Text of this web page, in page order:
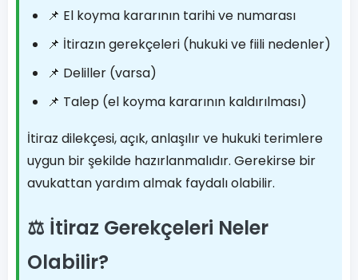
📌 El koyma kararının tarihi ve numarası
📌 İtirazın gerekçeleri (hukuki ve fiili nedenler)
📌 Deliller (varsa)
📌 Talep (el koyma kararının kaldırılması)
İtiraz dilekçesi, açık, anlaşılır ve hukuki terimlere
uygun bir şekilde hazırlanmalıdır. Gerekirse bir
avukattan yardım almak faydalı olabilir.
⚖️ İtiraz Gerekçeleri Neler
Olabilir?